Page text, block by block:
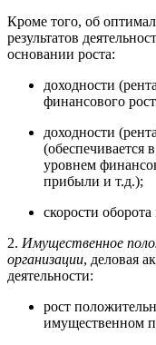
Кроме того, об
результатов
основании роста:
доходности
финансового
доходности
(обеспечивается
уровнем
прибыли и т.д.);
скорости
2. Имущественное
организации, деловая
деятельности:
рост
имущественном